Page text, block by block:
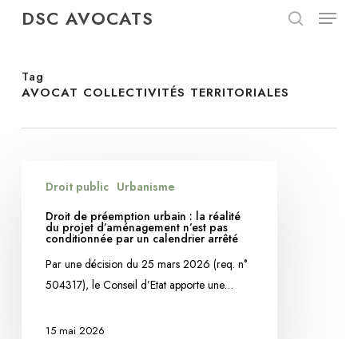
content
DSC AVOCATS Menu
Tag
AVOCAT COLLECTIVITÉS TERRITORIALES
préemption
urbain
Droit public Urbanisme
Droit de préemption urbain : la réalité
du projet d’aménagement n’est pas
conditionnée par un calendrier arrêté
Par une décision du 25 mars 2026 (req. n°
504317), le Conseil d’Etat apporte une…
15 mai 2026